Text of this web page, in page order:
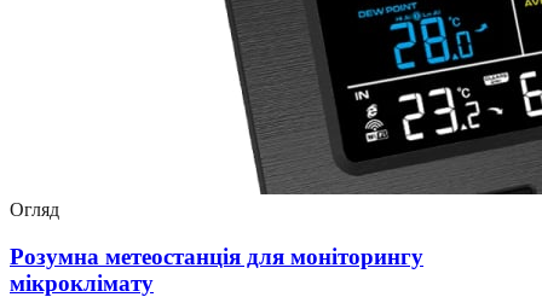
Огляд
Розумна метеостанція для моніторингу
мікроклімату